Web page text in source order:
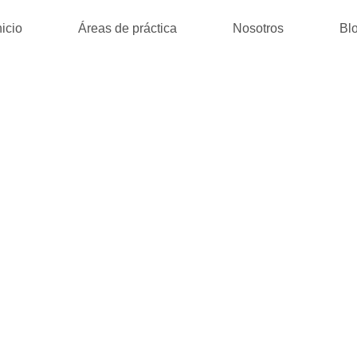
Áreas de práctica Nosotros